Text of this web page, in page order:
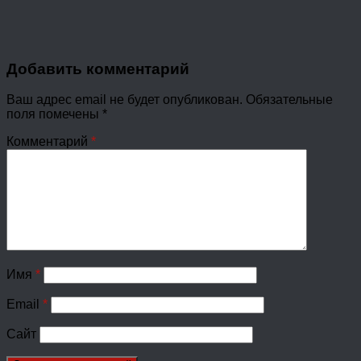
Добавить комментарий
Ваш адрес email не будет опубликован. Обязательные
поля помечены *
Комментарий *
Имя *
Email *
Сайт